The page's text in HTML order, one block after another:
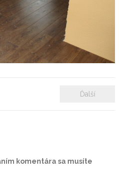
a nebytových priestorov
priestorov
Ďalší
komentára sa musíte